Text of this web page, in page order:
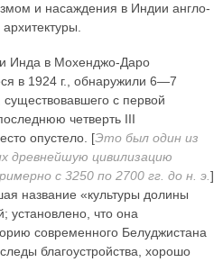
и насаждения в Индии англо-
Инда в Мохенджо-Даро
в 1924 г., обнаружили 6—7
существовавшего с первой
четверть III
опустело. [Это был один из
древнейшую цивилизацию
с 3250 по 2700 гг. до н. э. ]
название «культуры долины
установлено, что она
современного Белуджистана
благоустройства, хорошо